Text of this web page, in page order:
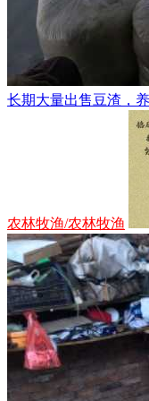
长期大量出售豆渣，
农林牧渔/农林牧渔